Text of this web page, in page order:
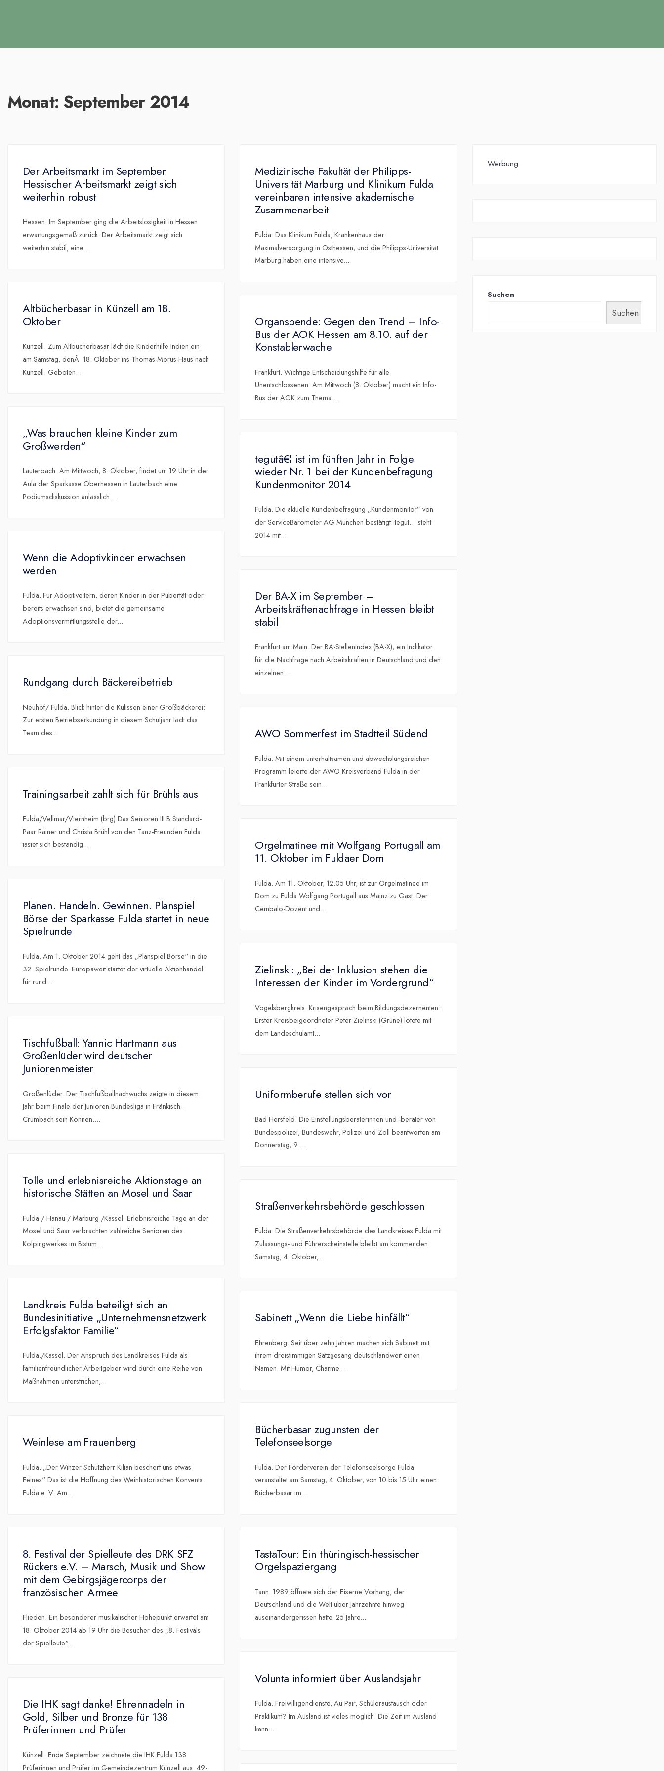
Monat: September 2014
Der Arbeitsmarkt im September
Hessischer Arbeitsmarkt zeigt sich
weiterhin robust
Hessen. Im September ging die Arbeitslosigkeit in Hessen
erwartungsgemäß zurück. Der Arbeitsmarkt zeigt sich
weiterhin stabil, eine...
Medizinische Fakultät der Philipps-
Universität Marburg und Klinikum Fulda
vereinbaren intensive akademische
Zusammenarbeit
Fulda. Das Klinikum Fulda, Krankenhaus der
Maximalversorgung in Osthessen, und die Philipps-Universität
Marburg haben eine intensive...
Altbücherbasar in Künzell am 18.
Oktober
Künzell. Zum Altbücherbasar lädt die Kinderhilfe Indien ein
am Samstag, denÂ 18. Oktober ins Thomas-Morus-Haus nach
Künzell. Geboten...
Organspende: Gegen den Trend – Info-
Bus der AOK Hessen am 8.10. auf der
Konstablerwache
Frankfurt. Wichtige Entscheidungshilfe für alle
Unentschlossenen: Am Mittwoch (8. Oktober) macht ein Info-
Bus der AOK zum Thema...
„Was brauchen kleine Kinder zum
Großwerden“
Lauterbach. Am Mittwoch, 8. Oktober, findet um 19 Uhr in der
Aula der Sparkasse Oberhessen in Lauterbach eine
Podiumsdiskussion anlässlich...
tegutâ€¦ ist im fünften Jahr in Folge
wieder Nr. 1 bei der Kundenbefragung
Kundenmonitor 2014
Fulda. Die aktuelle Kundenbefragung „Kundenmonitor” von
der ServiceBarometer AG München bestätigt: tegut… steht
2014 mit...
Wenn die Adoptivkinder erwachsen
werden
Fulda. Für Adoptiveltern, deren Kinder in der Pubertät oder
bereits erwachsen sind, bietet die gemeinsame
Adoptionsvermittlungsstelle der...
Der BA-X im September –
Arbeitskräftenachfrage in Hessen bleibt
stabil
Frankfurt am Main. Der BA-Stellenindex (BA-X), ein Indikator
für die Nachfrage nach Arbeitskräften in Deutschland und den
einzelnen...
Rundgang durch Bäckereibetrieb
Neuhof/ Fulda. Blick hinter die Kulissen einer Großbäckerei:
Zur ersten Betriebserkundung in diesem Schuljahr lädt das
Team des... AWO Sommerfest im Stadtteil Südend
Fulda. Mit einem unterhaltsamen und abwechslungsreichen
Programm feierte der AWO Kreisverband Fulda in der
Frankfurter Straße sein...
Trainingsarbeit zahlt sich für Brühls aus
Fulda/Vellmar/Viernheim (brg) Das Senioren III B Standard-
Paar Rainer und Christa Brühl von den Tanz-Freunden Fulda
tastet sich beständig...
Orgelmatinee mit Wolfgang Portugall am
11. Oktober im Fuldaer Dom
Fulda. Am 11. Oktober, 12.05 Uhr, ist zur Orgelmatinee im
Dom zu Fulda Wolfgang Portugall aus Mainz zu Gast. Der
Cembalo-Dozent und...
Planen. Handeln. Gewinnen. Planspiel
Börse der Sparkasse Fulda startet in neue
Spielrunde
Fulda. Am 1. Oktober 2014 geht das „Planspiel Börse“ in die
32. Spielrunde. Europaweit startet der virtuelle Aktienhandel
für rund...
Zielinski: „Bei der Inklusion stehen die
Interessen der Kinder im Vordergrund“
Vogelsbergkreis. Krisengespräch beim Bildungsdezernenten:
Erster Kreisbeigeordneter Peter Zielinski (Grüne) lotete mit
dem Landeschulamt...
Tischfußball: Yannic Hartmann aus
Großenlüder wird deutscher
Juniorenmeister
Großenlüder. Der Tischfußballnachwuchs zeigte in diesem
Jahr beim Finale der Junioren-Bundesliga in Fränkisch-
Crumbach sein Können....
Uniformberufe stellen sich vor
Bad Hersfeld. Die Einstellungsberaterinnen und -berater von
Bundespolizei, Bundeswehr, Polizei und Zoll beantworten am
Donnerstag, 9....
Tolle und erlebnisreiche Aktionstage an
historische Stätten an Mosel und Saar
Fulda / Hanau / Marburg /Kassel. Erlebnisreiche Tage an der
Mosel und Saar verbrachten zahlreiche Senioren des
Kolpingwerkes im Bistum...
Straßenverkehrsbehörde geschlossen
Fulda. Die Straßenverkehrsbehörde des Landkreises Fulda mit
Zulassungs- und Führerscheinstelle bleibt am kommenden
Samstag, 4. Oktober,...
Landkreis Fulda beteiligt sich an
Bundesinitiative „Unternehmensnetzwerk
Erfolgsfaktor Familie“
Fulda./Kassel. Der Anspruch des Landkreises Fulda als
familienfreundlicher Arbeitgeber wird durch eine Reihe von
Maßnahmen unterstrichen,...
Sabinett „Wenn die Liebe hinfällt“
Ehrenberg. Seit über zehn Jahren machen sich Sabinett mit
ihrem dreistimmigen Satzgesang deutschlandweit einen
Namen. Mit Humor, Charme...
Bücherbasar zugunsten der
Telefonseelsorge
Fulda. Der Förderverein der Telefonseelsorge Fulda
veranstaltet am Samstag, 4. Oktober, von 10 bis 15 Uhr einen
Bücherbasar im...
Weinlese am Frauenberg
Fulda. „Der Winzer Schutzherr Kilian beschert uns etwas
Feines“ Das ist die Hoffnung des Weinhistorischen Konvents
Fulda e. V. Am...
8. Festival der Spielleute des DRK SFZ
Rückers e.V. – Marsch, Musik und Show
mit dem Gebirgsjägercorps der
französischen Armee
Flieden. Ein besonderer musikalischer Höhepunkt erwartet am
18. Oktober 2014 ab 19 Uhr die Besucher des „8. Festivals
der Spielleute“...
TastaTour: Ein thüringisch-hessischer
Orgelspaziergang
Tann. 1989 öffnete sich der Eiserne Vorhang, der
Deutschland und die Welt über Jahrzehnte hinweg
auseinandergerissen hatte. 25 Jahre...
Volunta informiert über Auslandsjahr
Fulda. Freiwilligendienste, Au Pair, Schüleraustausch oder
Praktikum? Im Ausland ist vieles möglich. Die Zeit im Ausland
kann...
Die IHK sagt danke! Ehrennadeln in
Gold, Silber und Bronze für 138
Prüferinnen und Prüfer
Künzell. Ende September zeichnete die IHK Fulda 138
Prüferinnen und Prüfer im Gemeindezentrum Künzell aus. 49-
Werbung
Suchen
Suchen